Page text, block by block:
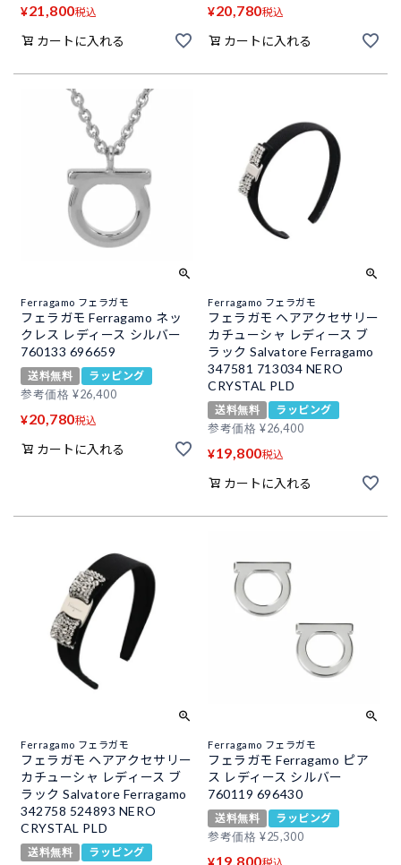
¥21,800税込
カートに入れる
¥20,780税込
カートに入れる
Ferragamo フェラガモ
フェラガモ Ferragamo ネッ
クレス レディース シルバー
760133 696659
送料無料
ラッピング
参考価格 ¥26,400
¥20,780税込
カートに入れる
Ferragamo フェラガモ
フェラガモ ヘアアクセサリー
カチューシャ レディース ブ
ラック Salvatore Ferragamo
347581 713034 NERO
CRYSTAL PLD
送料無料
ラッピング
参考価格 ¥26,400
¥19,800税込
カートに入れる
Ferragamo フェラガモ
フェラガモ ヘアアクセサリー
カチューシャ レディース ブ
ラック Salvatore Ferragamo
342758 524893 NERO
CRYSTAL PLD
送料無料
ラッピング
Ferragamo フェラガモ
フェラガモ Ferragamo ピア
ス レディース シルバー
760119 696430
送料無料
ラッピング
参考価格 ¥25,300
¥19,800